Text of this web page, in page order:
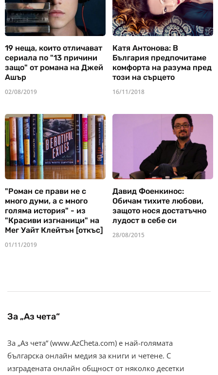
19 неща, които отличават
сериала по "13 причини
защо" от романа на Джей
Ашър
02/08/2019
Катя Антонова: В
България предпочитаме
комфорта на разума пред
този на сърцето
16/11/2018
"Роман се прави не с
много думи, а с много
голяма история" - из
"Красиви изгнаници" на
Мег Уайт Клейтън [откъс]
01/11/2019
Давид Фоенкинос:
Обичам тихите любови,
защото нося достатъчно
лудост в себе си
28/08/2015
За „Аз чета“
За „Аз чета“ (www.AzCheta.com) е най-голямата
българска онлайн медия за книги и четене. С
изградената онлайн общност от няколко десетки